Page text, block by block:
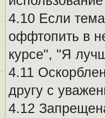
4.10 Если
оффтопить в
курсе", "Я
4.11
другу с
4.12